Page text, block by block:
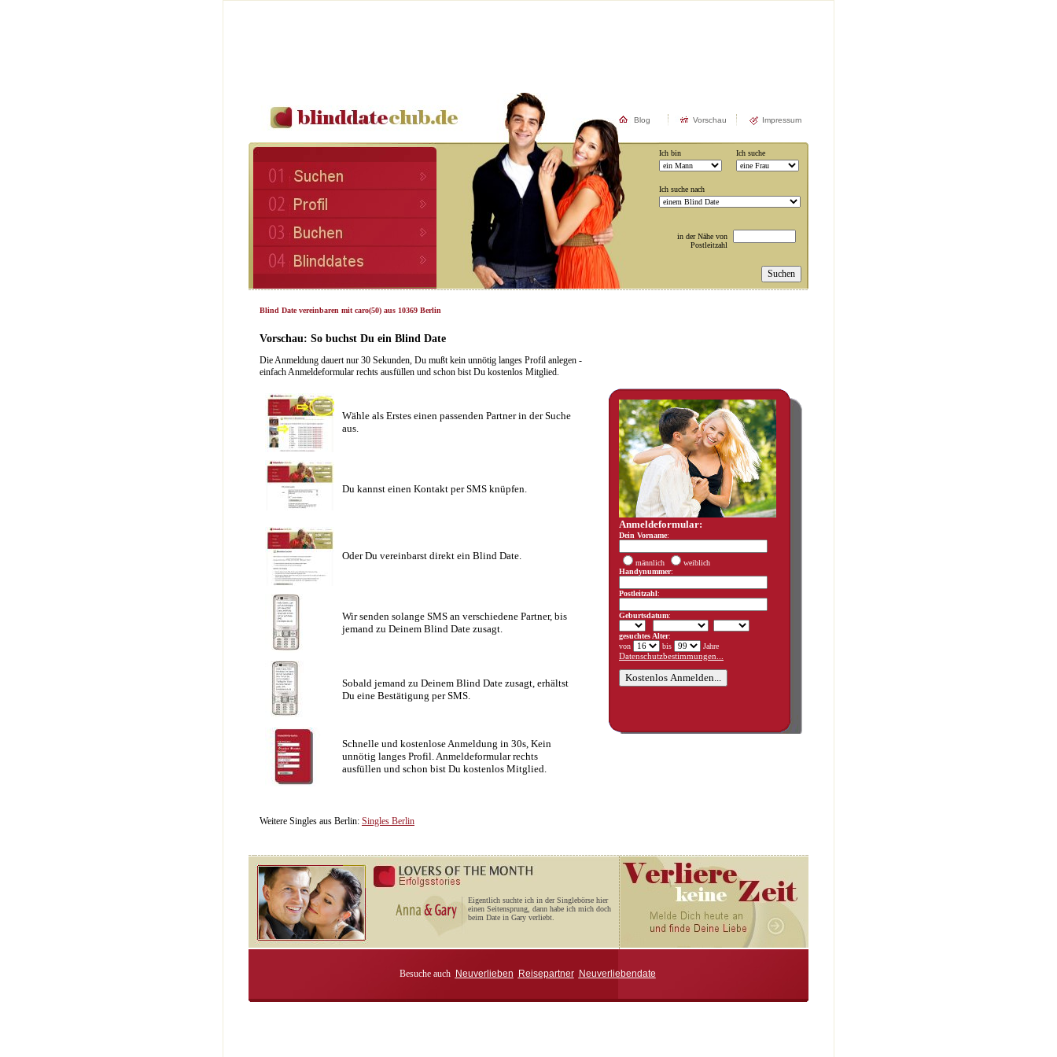
Blog Vorschau Impressum
Ich bin Ich suche
Ich suche nach
in der Nähe von
Postleitzahl
Blind Date vereinbaren mit caro(50) aus 10369 Berlin
Vorschau: So buchst Du ein Blind Date
Die Anmeldung dauert nur 30 Sekunden, Du mußt kein unnötig langes Profil anlegen -
einfach Anmeldeformular rechts ausfüllen und schon bist Du kostenlos Mitglied.
Wähle als Erstes einen passenden Partner in der Suche
aus.
Du kannst einen Kontakt per SMS knüpfen.
Oder Du vereinbarst direkt ein Blind Date.
Wir senden solange SMS an verschiedene Partner, bis
jemand zu Deinem Blind Date zusagt.
Sobald jemand zu Deinem Blind Date zusagt, erhältst
Du eine Bestätigung per SMS.
Schnelle und kostenlose Anmeldung in 30s, Kein
unnötig langes Profil. Anmeldeformular rechts
ausfüllen und schon bist Du kostenlos Mitglied.
Anmeldeformular:
Dein Vorname:
männlich
weiblich
Handynummer:
Postleitzahl:
Geburtsdatum:
gesuchtes Alter:
von
bis
Jahre
Datenschutzbestimmungen...
Weitere Singles aus Berlin: Singles Berlin
Eigentlich suchte ich in der Singlebörse hier
einen Seitensprung, dann habe ich mich doch
beim Date in Gary verliebt.
Besuche auch Neuverlieben Reisepartner Neuverliebendate